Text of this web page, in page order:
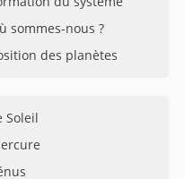
sommes-nous ?
des planètes
Soleil